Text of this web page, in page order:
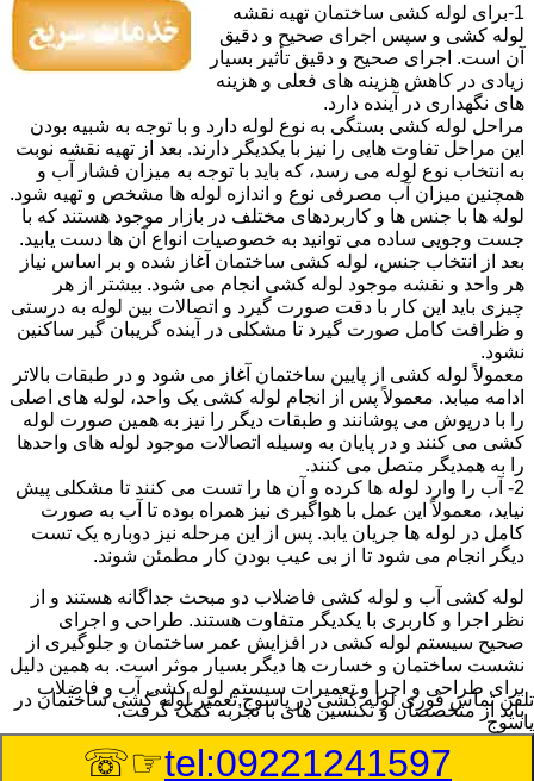
1-برای لوله کشی ساختمان تهیه نقشه
لوله کشی و سپس اجرای صحیح و دقیق
آن است. اجرای صحیح و دقیق تأثیر بسیار
زیادی در کاهش هزینه های فعلی و هزینه
های نگهداری در آینده دارد.
مراحل لوله کشی بستگی به نوع لوله دارد و با توجه به شبیه بودن
این مراحل تفاوت هایی را نیز با یکدیگر دارند. بعد از تهیه نقشه نوبت
به انتخاب نوع لوله می رسد، که باید با توجه به میزان فشار آب و
همچنین میزان آب مصرفی نوع و اندازه لوله ها مشخص و تهیه شود.
لوله ها با جنس ها و کاربردهای مختلف در بازار موجود هستند که با
جست وجویی ساده می توانید به خصوصیات انواع آن ها دست یابید.
بعد از انتخاب جنس، لوله کشی ساختمان آغاز شده و بر اساس نیاز
هر واحد و نقشه موجود لوله کشی انجام می شود. بیشتر از هر
چیزی باید این کار با دقت صورت گیرد و اتصالات بین لوله به درستی
و ظرافت کامل صورت گیرد تا مشکلی در آینده گریبان گیر ساکنین
نشود.
معمولاً لوله کشی از پایین ساختمان آغاز می شود و در طبقات بالاتر
ادامه میابد. معمولاً پس از انجام لوله کشی یک واحد، لوله های اصلی
را با درپوش می پوشانند و طبقات دیگر را نیز به همین صورت لوله
کشی می کنند و در پایان به وسیله اتصالات موجود لوله های واحدها
را به همدیگر متصل می کنند.
2- آب را وارد لوله ها کرده و آن ها را تست می کنند تا مشکلی پیش
نیاید، معمولاً این عمل با هواگیری نیز همراه بوده تا آب به صورت
کامل در لوله ها جریان یابد. پس از این مرحله نیز دوباره یک تست
دیگر انجام می شود تا از بی عیب بودن کار مطمئن شوند.
لوله کشی آب و لوله کشی فاضلاب دو مبحث جداگانه هستند و از
نظر اجرا و کاربری با یکدیگر متفاوت هستند. طراحی و اجرای
صحیح سیستم لوله کشی در افزایش عمر ساختمان و جلوگیری از
نشست ساختمان و خسارت ها دیگر بسیار موثر است. به همین دلیل
برای طراحی و اجرا و تعمیرات سیستم لوله کشی آب و فاضلاب
باید از متخصصان و تکنسین های با تجربه کمک گرفت.
:Published Date
تلفن تماس فوریلوله کشی در یاسوج,تعمیر لوله کشی ساختمان در
یاسوج
tel:09221241597
☞☏